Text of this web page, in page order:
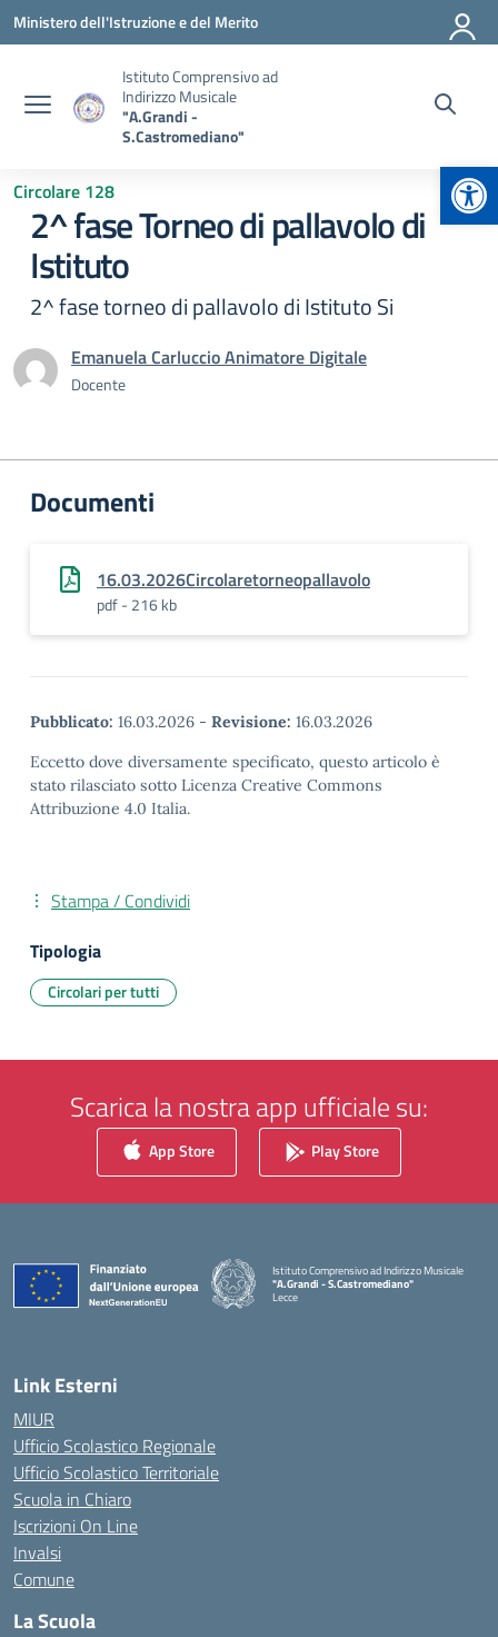
Vai ai contenuti
Vai al menu di navigazione
Vai al footer
Ministero dell'Istruzione e del Merito
Istituto Comprensivo ad
Indirizzo Musicale
"A.Grandi -
S.Castromediano"
Circolare 128
2^ fase Torneo di pallavolo di
Istituto
2^ fase torneo di pallavolo di Istituto Si
Emanuela Carluccio Animatore Digitale
Docente
Documenti
16.03.2026Circolaretorneopallavolo
pdf - 216 kb
Pubblicato: 16.03.2026 - Revisione: 16.03.2026
Eccetto dove diversamente specificato, questo articolo è
stato rilasciato sotto Licenza Creative Commons
Attribuzione 4.0 Italia.
Stampa / Condividi
Tipologia
Circolari per tutti
Scarica la nostra app ufficiale su:
App Store Play Store
Istituto Comprensivo ad Indirizzo Musicale
"A.Grandi - S.Castromediano"
Lecce
Link Esterni
MIUR
Ufficio Scolastico Regionale
Ufficio Scolastico Territoriale
Scuola in Chiaro
Iscrizioni On Line
Invalsi
Comune
La Scuola